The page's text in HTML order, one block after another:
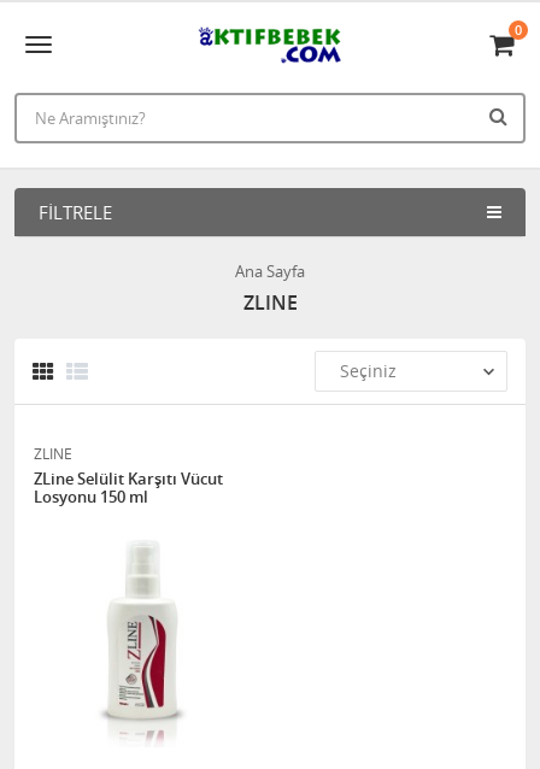
0
FILTRELE
Ana Sayfa
ZLINE
ZLINE
ZLine Selülit Karşıtı Vücut
Losyonu 150 ml